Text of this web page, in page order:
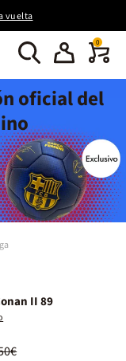
vuelta
0
oficial del
II 89